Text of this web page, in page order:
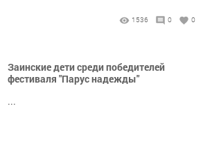
1536 0 0
Заинские дети среди победителей
фестиваля "Парус надежды"
...